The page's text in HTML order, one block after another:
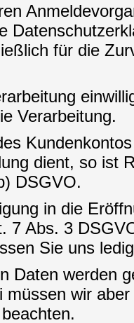
für die
Verarbeitung.
dient, so ist
DSGVO.
in die
7 Abs. 3
Sie uns
Daten werden
müssen wir